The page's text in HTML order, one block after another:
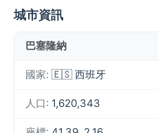
城市資訊
巴塞隆納
國家: 🇪🇸 西班牙
人口: 1,620,343